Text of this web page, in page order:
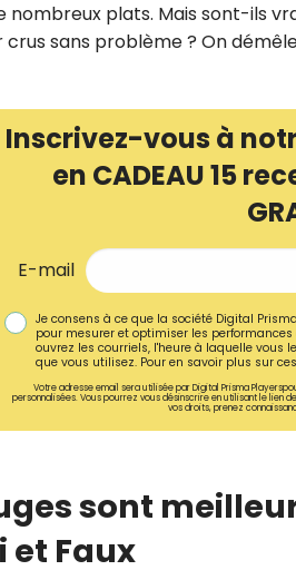
plats. Mais sont-ils
sans problème ? On
Inscrivez-vous à
en CADEAU 15
E-mail
Je consens à ce que la société Digital
pour mesurer et optimiser les
ouvrez les courriels, l'heure à laquelle
que vous utilisez. Pour en savoir plus sur
Votre adresse email sera utilisée par Digital Prisma
personnalisées. Vous pourrez vous désinscrire en utilisant le lien
vos droits, prenez
sont
et Faux